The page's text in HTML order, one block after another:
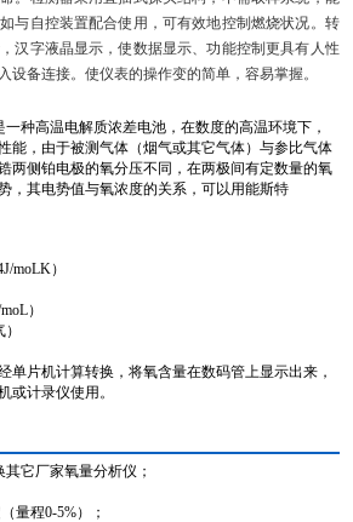
与自控装置配合使用，可有效地控制燃烧状况。转
汉字液晶显示，使数据显示、功能控制更具有人性
设备连接。使仪表的操作变的简单，容易掌握。
种高温电解质浓差电池，在数度的高温环境下，
能，由于被测气体（烟气或其它气体）与参比气体
两侧铂电极的氧分压不同，在两极间有定数量的氧
，其电势值与氧浓度的关系，可以用能斯特
moLK）
）
单片机计算转换，将氧含量在数码管上显示出来，
或计录仪使用。
它厂家氧量分析仪；
量程0-5%）；